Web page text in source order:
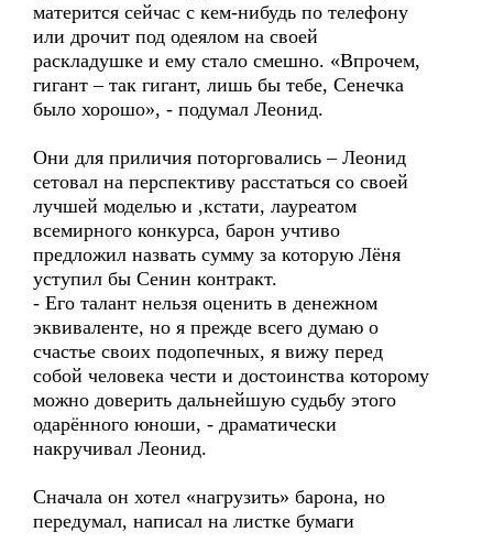
матерится сейчас с кем-нибудь по телефону
или дрочит под одеялом на своей
раскладушке и ему стало смешно. «Впрочем,
гигант – так гигант, лишь бы тебе, Сенечка
было хорошо», - подумал Леонид.
Они для приличия поторговались – Леонид
сетовал на перспективу расстаться со своей
лучшей моделью и ,кстати, лауреатом
всемирного конкурса, барон учтиво
предложил назвать сумму за которую Лёня
уступил бы Сенин контракт.
- Его талант нельзя оценить в денежном
эквиваленте, но я прежде всего думаю о
счастье своих подопечных, я вижу перед
собой человека чести и достоинства которому
можно доверить дальнейшую судьбу этого
одарённого юноши, - драматически
накручивал Леонид.
Сначала он хотел «нагрузить» барона, но
передумал, написал на листке бумаги